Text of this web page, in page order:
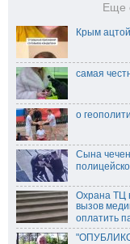
Еще
Крым
самая
о
Сына
Охрана ТЦ
вызов
оплатить